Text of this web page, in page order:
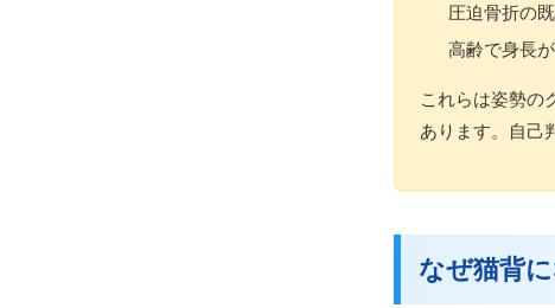
圧迫骨折の
高齢で身長
これらは姿勢の
あります。自己
なぜ猫背